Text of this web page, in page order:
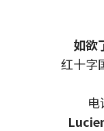
如欲
红十字